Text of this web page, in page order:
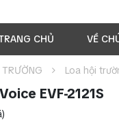
CHỦ VỀ
Loa hội
EVF-2121S